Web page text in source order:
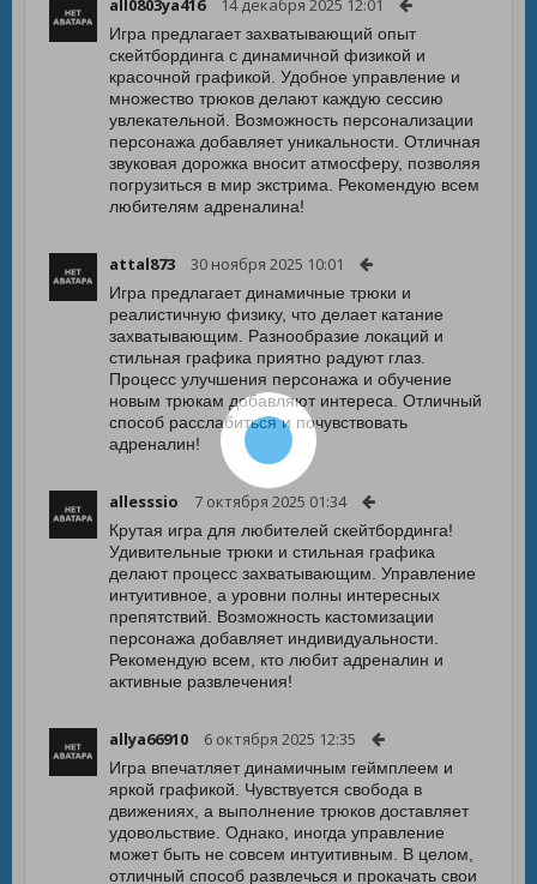
all0803ya416 14 декабря 2025 12:01
Игра предлагает захватывающий опыт
скейтбординга с динамичной физикой и
красочной графикой. Удобное управление и
множество трюков делают каждую сессию
увлекательной. Возможность персонализации
персонажа добавляет уникальности. Отличная
звуковая дорожка вносит атмосферу, позволяя
погрузиться в мир экстрима. Рекомендую всем
любителям адреналина!
attal873 30 ноября 2025 10:01
Игра предлагает динамичные трюки и
реалистичную физику, что делает катание
захватывающим. Разнообразие локаций и
стильная графика приятно радуют глаз.
Процесс улучшения персонажа и обучение
новым трюкам добавляют интереса. Отличный
способ расслабиться и почувствовать
адреналин!
allesssio 7 октября 2025 01:34
Крутая игра для любителей скейтбординга!
Удивительные трюки и стильная графика
делают процесс захватывающим. Управление
интуитивное, а уровни полны интересных
препятствий. Возможность кастомизации
персонажа добавляет индивидуальности.
Рекомендую всем, кто любит адреналин и
активные развлечения!
allya66910 6 октября 2025 12:35
Игра впечатляет динамичным геймплеем и
яркой графикой. Чувствуется свобода в
движениях, а выполнение трюков доставляет
удовольствие. Однако, иногда управление
может быть не совсем интуитивным. В целом,
отличный способ развлечься и прокачать свои